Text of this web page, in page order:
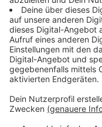
übernommen.
Veröffentlicht:
Anzeige